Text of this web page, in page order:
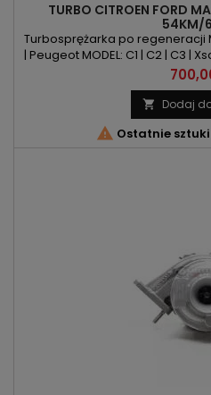
TURBO CITROEN FORD
54KM/
Turbosprężarka po regeneracji
| Peugeot MODEL: C1 | C2 | C3 |
107 | 1007 | 206 | 207 | 307 KOD
DV4C | DV4D | DV4TD | F6JA |
1.4MZ-CD | 1.4 HDI MOC:
Cena
 Dodaj
 Ostatnie